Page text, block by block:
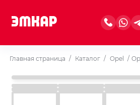
Главная страница / Каталог / Opel /